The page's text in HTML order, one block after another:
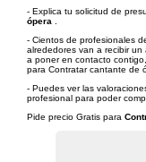
- Explica tu solicitud de
ópera
- Cientos de profesionales
alrededores van a recibir
a poner en contacto
para Contratar cantante de
- Puedes ver las
profesional para poder
Pide precio Gratis para